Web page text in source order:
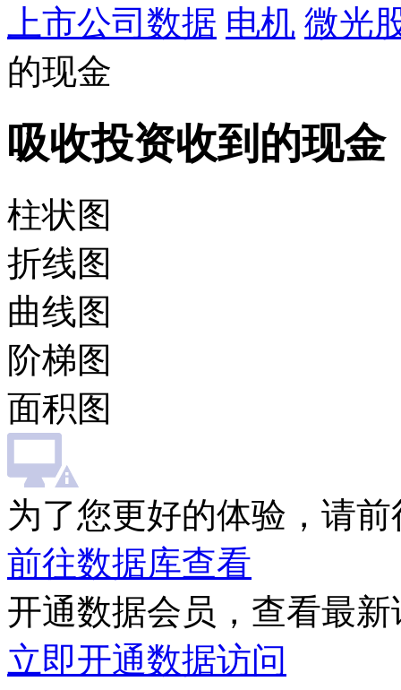
上市公司数据 电机 微光
的现金
吸收投资收到的现金
柱状图
折线图
曲线图
阶梯图
面积图
为了您更好的体验，请
前往数据库查看
开通数据会员，查看最
立即开通数据访问